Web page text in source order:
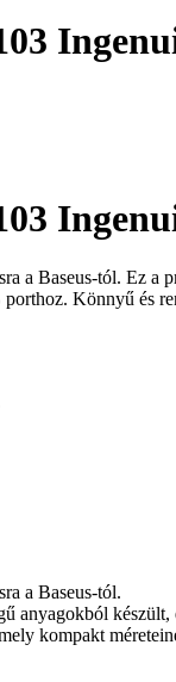
a Baseus-tól. Ez a
Könnyű és
a Baseus-tól.
anyagokból
kompakt